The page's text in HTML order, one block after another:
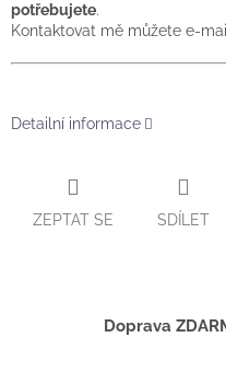
potřebujete.
Kontaktovat mě můžete e-
Detailní informace
ZEPTAT SE SDÍLET
Doprava